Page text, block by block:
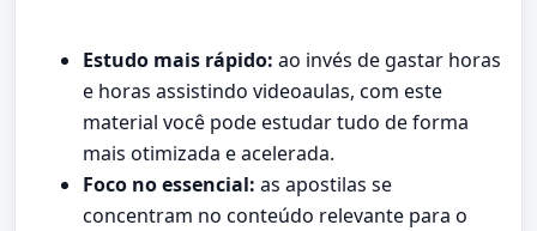
Estudo mais rápido: ao invés de gastar horas
e horas assistindo videoaulas, com este
material você pode estudar tudo de forma
mais otimizada e acelerada.
Foco no essencial: as apostilas se
concentram no conteúdo relevante para o